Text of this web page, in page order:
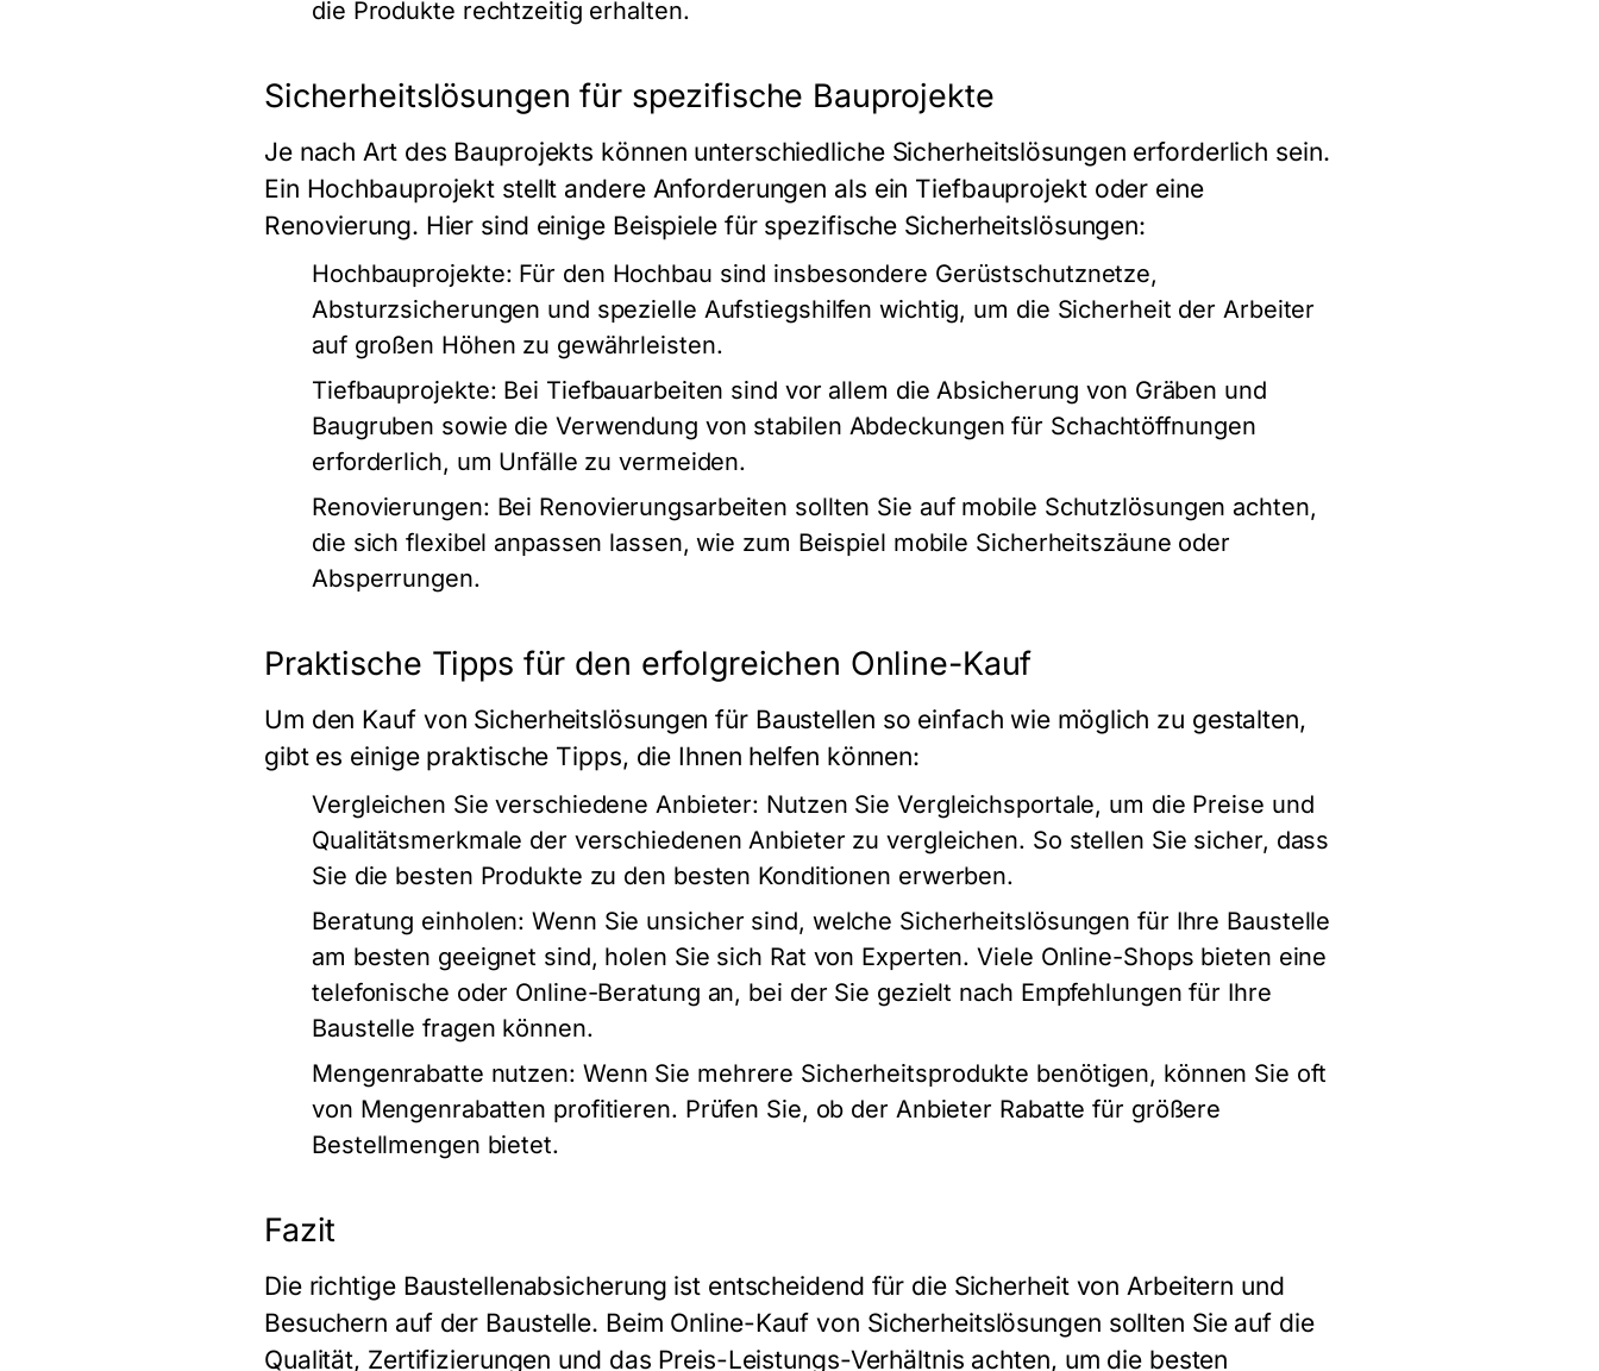
die Produkte rechtzeitig erhalten.
Sicherheitslösungen für spezifische Bauprojekte
Je nach Art des Bauprojekts können unterschiedliche Sicherheitslösungen erforderlich sein.
Ein Hochbauprojekt stellt andere Anforderungen als ein Tiefbauprojekt oder eine
Renovierung. Hier sind einige Beispiele für spezifische Sicherheitslösungen:
Hochbauprojekte: Für den Hochbau sind insbesondere Gerüstschutznetze,
Absturzsicherungen und spezielle Aufstiegshilfen wichtig, um die Sicherheit der Arbeiter
auf großen Höhen zu gewährleisten.
Tiefbauprojekte: Bei Tiefbauarbeiten sind vor allem die Absicherung von Gräben und
Baugruben sowie die Verwendung von stabilen Abdeckungen für Schachtöffnungen
erforderlich, um Unfälle zu vermeiden.
Renovierungen: Bei Renovierungsarbeiten sollten Sie auf mobile Schutzlösungen achten,
die sich flexibel anpassen lassen, wie zum Beispiel mobile Sicherheitszäune oder
Absperrungen.
Praktische Tipps für den erfolgreichen Online-Kauf
Um den Kauf von Sicherheitslösungen für Baustellen so einfach wie möglich zu gestalten,
gibt es einige praktische Tipps, die Ihnen helfen können:
Vergleichen Sie verschiedene Anbieter: Nutzen Sie Vergleichsportale, um die Preise und
Qualitätsmerkmale der verschiedenen Anbieter zu vergleichen. So stellen Sie sicher, dass
Sie die besten Produkte zu den besten Konditionen erwerben.
Beratung einholen: Wenn Sie unsicher sind, welche Sicherheitslösungen für Ihre Baustelle
am besten geeignet sind, holen Sie sich Rat von Experten. Viele Online-Shops bieten eine
telefonische oder Online-Beratung an, bei der Sie gezielt nach Empfehlungen für Ihre
Baustelle fragen können.
Mengenrabatte nutzen: Wenn Sie mehrere Sicherheitsprodukte benötigen, können Sie oft
von Mengenrabatten profitieren. Prüfen Sie, ob der Anbieter Rabatte für größere
Bestellmengen bietet.
Fazit
Die richtige Baustellenabsicherung ist entscheidend für die Sicherheit von Arbeitern und
Besuchern auf der Baustelle. Beim Online-Kauf von Sicherheitslösungen sollten Sie auf die
Qualität, Zertifizierungen und das Preis-Leistungs-Verhältnis achten, um die besten